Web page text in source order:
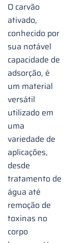
O carvão
ativado,
conhecido por
sua notável
capacidade de
adsorção, é
um material
versátil
utilizado em
uma
variedade de
aplicações,
desde
tratamento de
água até
remoção de
toxinas no
corpo